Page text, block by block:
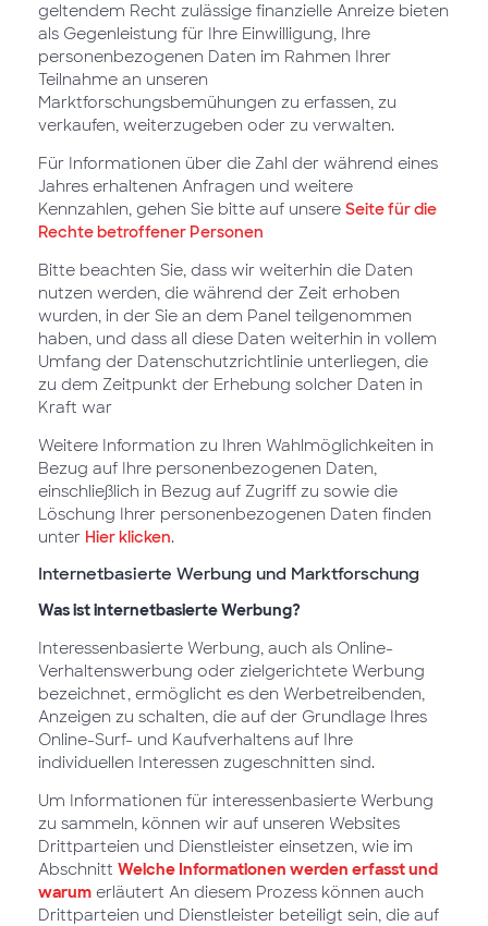
geltendem Recht zulässige finanzielle Anreize bieten
als Gegenleistung für Ihre Einwilligung, Ihre
personenbezogenen Daten im Rahmen Ihrer
Teilnahme an unseren
Marktforschungsbemühungen zu erfassen, zu
verkaufen, weiterzugeben oder zu verwalten.
Für Informationen über die Zahl der während eines
Jahres erhaltenen Anfragen und weitere
Kennzahlen, gehen Sie bitte auf unsere Seite für die
Rechte betroffener Personen
Bitte beachten Sie, dass wir weiterhin die Daten
nutzen werden, die während der Zeit erhoben
wurden, in der Sie an dem Panel teilgenommen
haben, und dass all diese Daten weiterhin in vollem
Umfang der Datenschutzrichtlinie unterliegen, die
zu dem Zeitpunkt der Erhebung solcher Daten in
Kraft war
Weitere Information zu Ihren Wahlmöglichkeiten in
Bezug auf Ihre personenbezogenen Daten,
einschließlich in Bezug auf Zugriff zu sowie die
Löschung Ihrer personenbezogenen Daten finden
unter Hier klicken.
Internetbasierte Werbung und Marktforschung
Was ist internetbasierte Werbung?
Interessenbasierte Werbung, auch als Online-
Verhaltenswerbung oder zielgerichtete Werbung
bezeichnet, ermöglicht es den Werbetreibenden,
Anzeigen zu schalten, die auf der Grundlage Ihres
Online-Surf- und Kaufverhaltens auf Ihre
individuellen Interessen zugeschnitten sind.
Um Informationen für interessenbasierte Werbung
zu sammeln, können wir auf unseren Websites
Drittparteien und Dienstleister einsetzen, wie im
Abschnitt Welche Informationen werden erfasst und
warum erläutert An diesem Prozess können auch
Drittparteien und Dienstleister beteiligt sein, die auf